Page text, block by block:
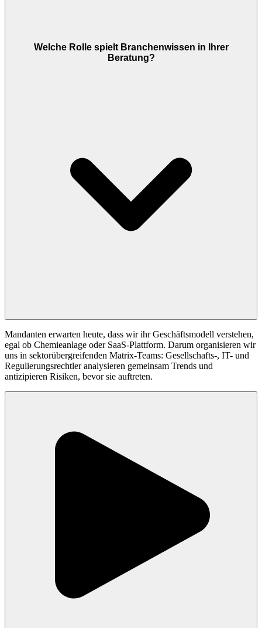
Welche Rolle spielt Branchenwissen in Ihrer
Beratung?
Mandanten erwarten heute, dass wir ihr Geschäftsmodell verstehen,
egal ob Chemieanlage oder SaaS-Plattform. Darum organisieren wir
uns in sektorübergreifenden Matrix-Teams: Gesellschafts-, IT- und
Regulierungsrechtler analysieren gemeinsam Trends und
antizipieren Risiken, bevor sie auftreten.